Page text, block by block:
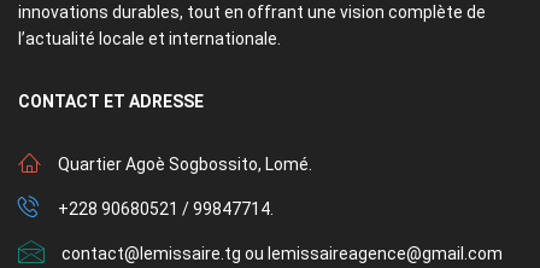
innovations durables, tout en offrant une vision complète de
l’actualité locale et internationale.
CONTACT ET ADRESSE
Quartier Agoè Sogbossito, Lomé.
+228 90680521 / 99847714.
contact@lemissaire.tg ou lemissaireagence@gmail.com